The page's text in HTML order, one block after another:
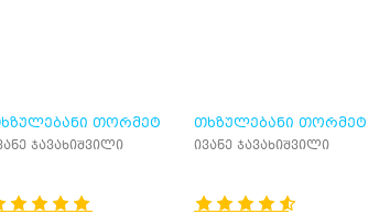
ᲗᲝᲠᲛᲔᲢ
ᲢᲝᲛᲘ-II
ჯავახიშვილი
ᲗᲮᲖᲣᲚᲔᲑᲐᲜᲘ ᲗᲝᲠᲛᲔᲢ
ᲢᲝᲛᲐᲓ: ᲢᲝᲛᲘ-I
ივანე ჯავახიშვილი